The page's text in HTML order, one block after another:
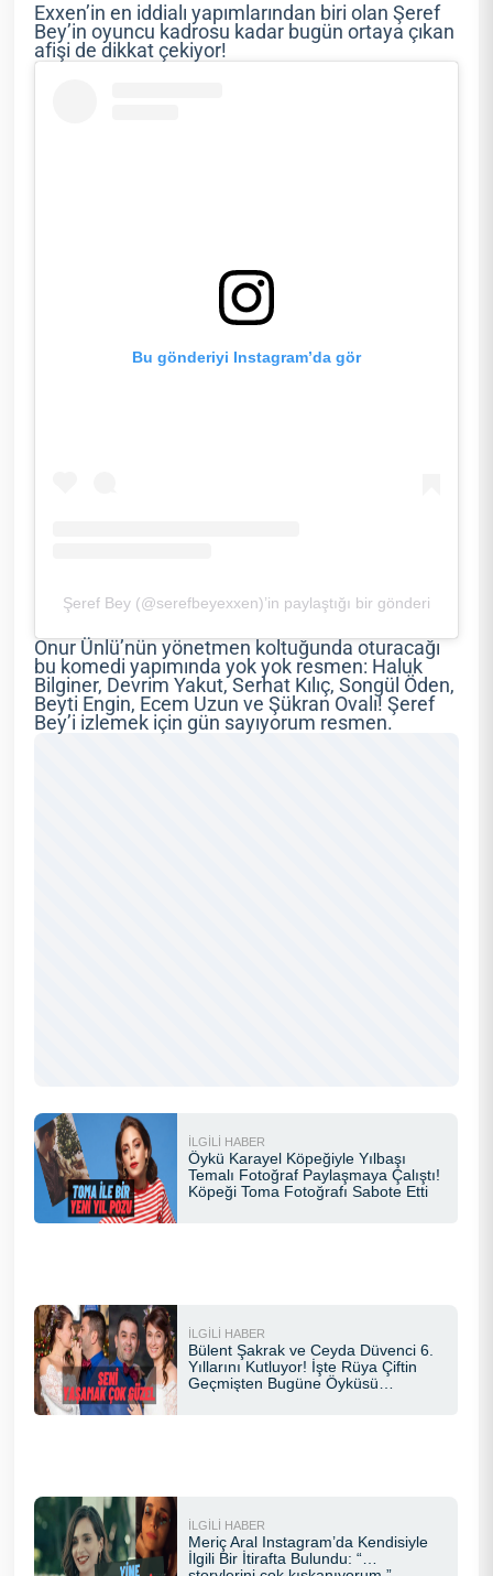
Exxen’in en iddialı yapımlarından biri olan Şeref
Bey’in oyuncu kadrosu kadar bugün ortaya çıkan
afişi de dikkat çekiyor!
Bu gönderiyi Instagram’da gör
Şeref Bey (@serefbeyexxen)’in paylaştığı bir gönderi
Onur Ünlü’nün yönetmen koltuğunda oturacağı
bu komedi yapımında yok yok resmen: Haluk
Bilginer, Devrim Yakut, Serhat Kılıç, Songül Öden,
Beyti Engin, Ecem Uzun ve Şükran Ovalı! Şeref
Bey’i izlemek için gün sayıyorum resmen.